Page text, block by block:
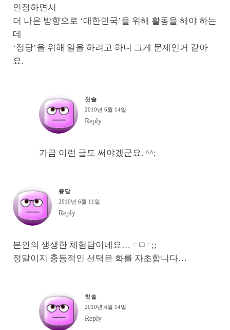
인정하면서
더 나은 방향으로 ‘대한민국’을 위해 활동을 해야 하는
데
‘정당’을 위해 일을 하려고 하니 그게 문제인거 같아
요.
칫솔
2010년 6월 14일
Reply
가끔 이런 글도 써야겠군요. ^^;
종달
2010년 6월 11일
Reply
본인의 생생한 체험담이네요… =ㅁ=;;
정말이지 충동적인 선택은 화를 자초합니다…
칫솔
2010년 6월 14일
Reply